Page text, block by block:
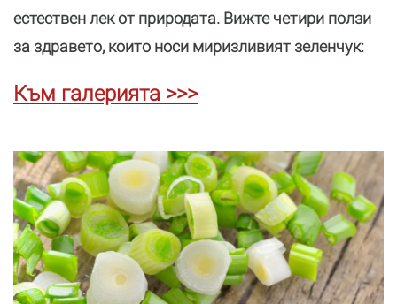
естествен лек от природата. Вижте четири ползи
за здравето, които носи миризливият зеленчук:
Към галерията >>>